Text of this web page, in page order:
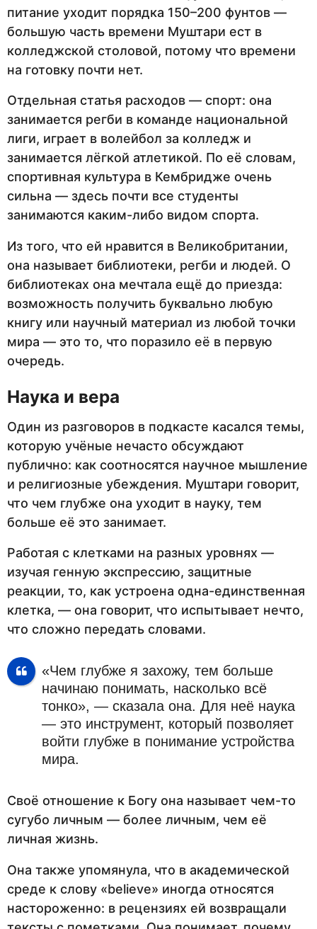
питание уходит порядка 150–200 фунтов —
большую часть времени Муштари ест в
колледжской столовой, потому что времени
на готовку почти нет.
Отдельная статья расходов — спорт: она
занимается регби в команде национальной
лиги, играет в волейбол за колледж и
занимается лёгкой атлетикой. По её словам,
спортивная культура в Кембридже очень
сильна — здесь почти все студенты
занимаются каким-либо видом спорта.
Из того, что ей нравится в Великобритании,
она называет библиотеки, регби и людей. О
библиотеках она мечтала ещё до приезда:
возможность получить буквально любую
книгу или научный материал из любой точки
мира — это то, что поразило её в первую
очередь.
Наука и вера
Один из разговоров в подкасте касался темы,
которую учёные нечасто обсуждают
публично: как соотносятся научное мышление
и религиозные убеждения. Муштари говорит,
что чем глубже она уходит в науку, тем
больше её это занимает.
Работая с клетками на разных уровнях —
изучая генную экспрессию, защитные
реакции, то, как устроена одна-единственная
клетка, — она говорит, что испытывает нечто,
что сложно передать словами.
«Чем глубже я захожу, тем больше
начинаю понимать, насколько всё
тонко», — сказала она. Для неё наука
— это инструмент, который позволяет
войти глубже в понимание устройства
мира.
Своё отношение к Богу она называет чем-то
сугубо личным — более личным, чем её
личная жизнь.
Она также упомянула, что в академической
среде к слову «believe» иногда относятся
настороженно: в рецензиях ей возвращали